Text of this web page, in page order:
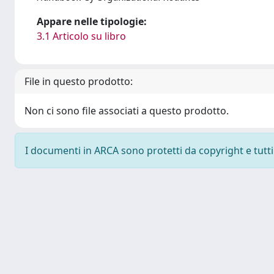
Appare nelle tipologie:
3.1 Articolo su libro
File in questo prodotto:
Non ci sono file associati a questo prodotto.
I documenti in ARCA sono protetti da copyright e